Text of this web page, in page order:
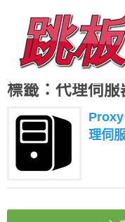
標籤：代理伺服
理伺